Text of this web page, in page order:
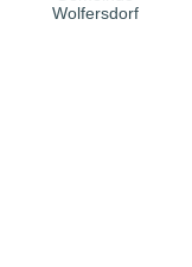
Wolfersdorf